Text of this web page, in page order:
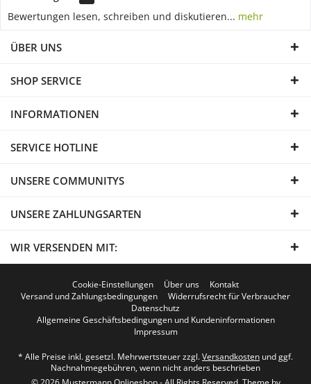
Bewertungen lesen, schreiben und diskutieren... mehr
ÜBER UNS
SHOP SERVICE
INFORMATIONEN
SERVICE HOTLINE
UNSERE COMMUNITYS
UNSERE ZAHLUNGSARTEN
WIR VERSENDEN MIT:
Cookie-Einstellungen Über uns
Kontakt
Versand und Zahlungsbedingungen
Widerrufsrecht für Verbraucher
Datenschutz
Allgemeine Geschäftsbedingungen und Kundeninformationen
Impressum
* Alle Preise inkl. gesetzl. Mehrwertsteuer zzgl.Versandkosten und ggf.
Nachnahmegebühren, wenn nicht anders beschrieben